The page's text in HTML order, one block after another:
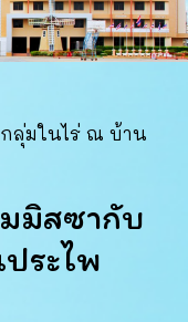
ลุ่มในไร่ ณ บ้าน
มมิสซากับ
ระไพ